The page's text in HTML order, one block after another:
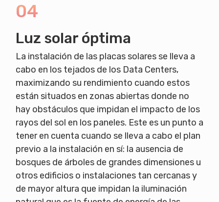
04
Luz solar óptima
La instalación de las placas solares se lleva a
cabo en los tejados de los Data Centers,
maximizando su rendimiento cuando estos
están situados en zonas abiertas donde no
hay obstáculos que impidan el impacto de los
rayos del sol en los paneles. Este es un punto a
tener en cuenta cuando se lleva a cabo el plan
previo a la instalación en sí: la ausencia de
bosques de árboles de grandes dimensiones u
otros edificios o instalaciones tan cercanas y
de mayor altura que impidan la iluminación